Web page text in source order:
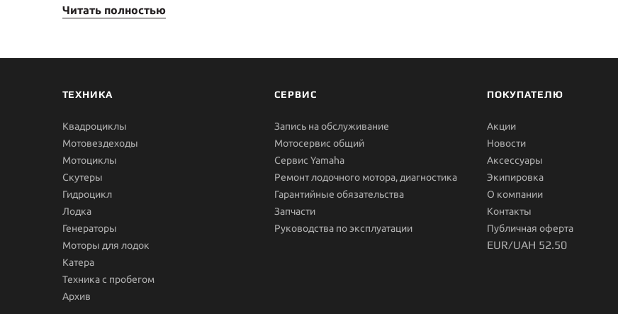
Читать полностью
ТЕХНИКА
Квадроциклы
Мотовездеходы
Мотоциклы
Скутеры
Гидроцикл
Лодка
Генераторы
Моторы для лодок
Катера
Техника с пробегом
Архив
СЕРВИС
Запись на обслуживание
Мотосервис общий
Сервис Yamaha
Ремонт лодочного мотора, диагностика
Гарантийные обязательства
Запчасти
Руководства по эксплуатации
ПОКУПАТЕЛЮ
Акции
Новости
Aксессуары
Экипировка
О компании
Контакты
Публичная оферта
EUR/UAH 52.50